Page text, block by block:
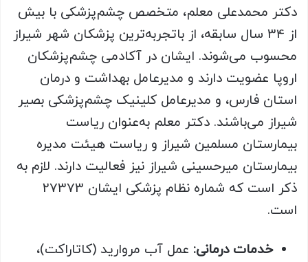
دکتر محمدعلی معلم، متخصص چشم‌پزشکی با بیش
از 34 سال سابقه، از باتجربه‌ترین پزشکان شهر شیراز
محسوب می‌شوند. ایشان در آکادمی چشم‌پزشکان
اروپا عضویت دارند و مدیرعامل بهداشت و درمان
استان فارس، و مدیرعامل کلینیک چشم‌پزشکی بصیر
شیراز می‌باشند. دکتر معلم به‌عنوان ریاست
بیمارستان مسلمین شیراز و ریاست هیئت مدیره
بیمارستان میرحسینی شیراز نیز فعالیت دارند. لازم به
ذکر است که شماره نظام پزشکی ایشان 27373
است.
خدمات درمانی: عمل آب مروارید (کاتاراکت)،